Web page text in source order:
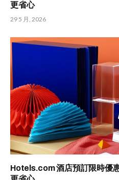
更省心
29 5 月, 2026
Hotels.com 酒店預訂限時優